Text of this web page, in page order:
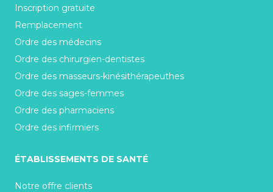
Inscription gratuite
Remplacement
Ordre des médecins
Ordre des chirurgien-dentistes
Ordre des masseurs-kinésithérapeuthes
Ordre des sages-femmes
Ordre des pharmaciens
Ordre des infirmiers
ÉTABLISSEMENTS DE SANTÉ
Notre offre clients